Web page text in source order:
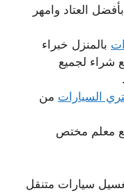
العتاد وامهر
بالمنزل خبراء
شراء لجميع
السيارات من
معلم مختص
سيارات متنقل